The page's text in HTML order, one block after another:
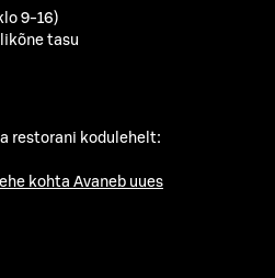
9-16)
tasu
restorani kodulehelt:
kohta Avaneb uues